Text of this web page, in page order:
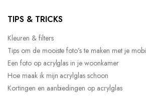
TIPS & TRICKS
Kleuren & filters
Tips om de mooiste foto’s te maken met je
Een foto op acrylglas in je woonkamer
Hoe maak ik mijn acrylglas schoon
Kortingen en aanbiedingen op acrylglas